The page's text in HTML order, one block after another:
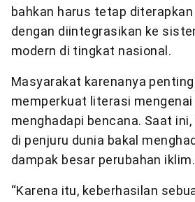
bahkan harus tetap
dengan diintegrasikan ke
modern di tingkat nasional.
Masyarakat karenanya
memperkuat literasi
menghadapi bencana. Saat
di penjuru dunia bakal
dampak besar perubahan iklim.
“Karena itu, keberhasilan